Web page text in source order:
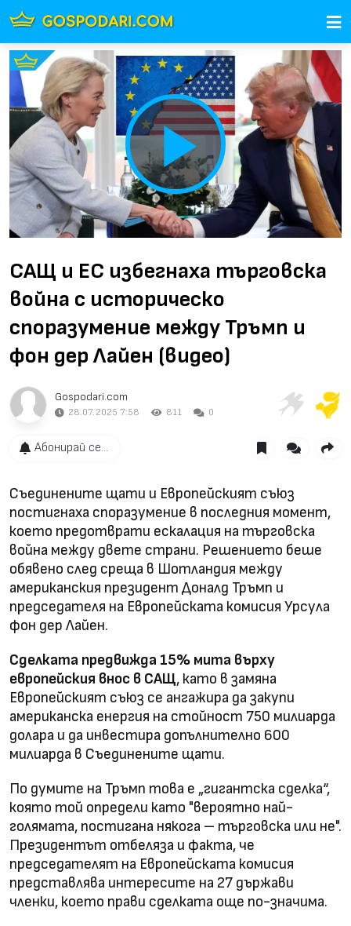
Play
Video
САЩ и ЕС избегнаха търговска
война с историческо
споразумение между Тръмп и
фон дер Лайен (видео)
Gospodari.com
28.07.2025 7:58 811 0
Абонирай се...
Съединените щати и Европейският съюз
постигнаха споразумение в последния момент,
което предотврати ескалация на търговска
война между двете страни. Решението беше
обявено след среща в Шотландия между
американския президент Доналд Тръмп и
председателя на Европейската комисия Урсула
фон дер Лайен.
Сделката предвижда 15% мита върху
европейския внос в САЩ, като в замяна
Европейският съюз се ангажира да закупи
американска енергия на стойност 750 милиарда
долара и да инвестира допълнително 600
милиарда в Съединените щати.
По думите на Тръмп това е „гигантска сделка“,
която той определи като "вероятно най-
голямата, постигана някога – търговска или не".
Президентът отбеляза и факта, че
председателят на Европейската комисия
представлява интересите на 27 държави
членки, което прави сделката още по-значима.